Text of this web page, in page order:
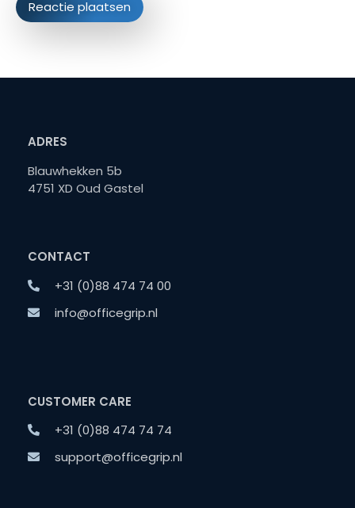
ADRES
Blauwhekken 5b
4751 XD Oud Gastel
CONTACT
+31 (0)88 474 74 00
info@officegrip.nl
CUSTOMER CARE
+31 (0)88 474 74 74
support@officegrip.nl